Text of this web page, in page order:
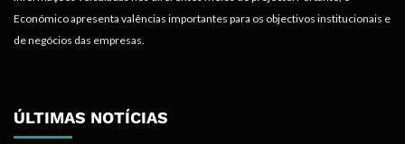
Económico apresenta valências importantes para os objectivos institucionais e
de negócios das empresas.
ÚLTIMAS NOTÍCIAS